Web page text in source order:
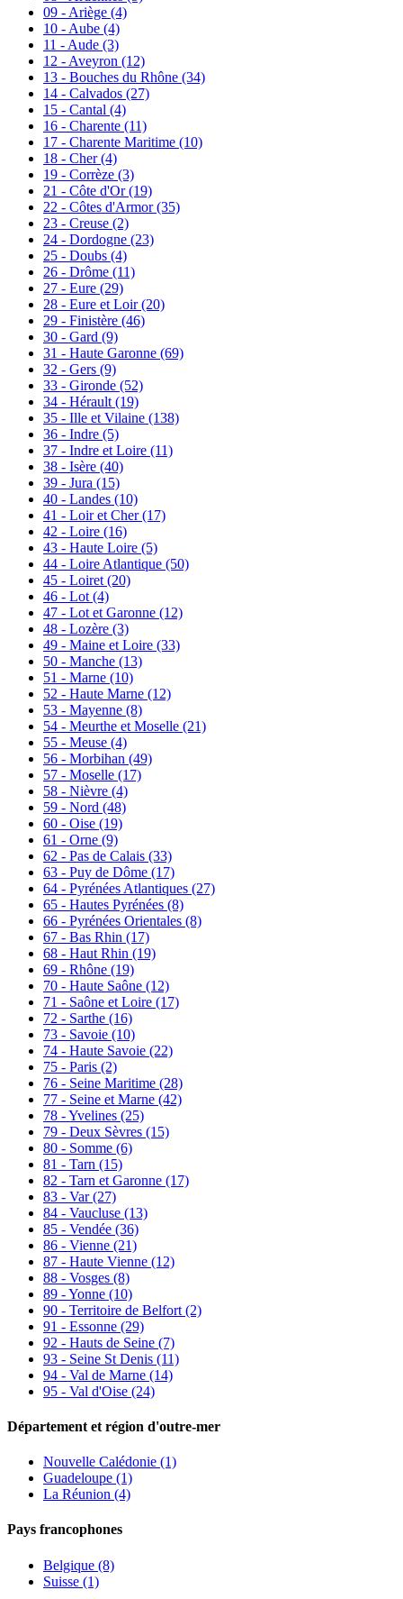
09 - Ariège (4)
10 - Aube (4)
11 - Aude (3)
12 - Aveyron (12)
13 - Bouches du Rhône (34)
14 - Calvados (27)
15 - Cantal (4)
16 - Charente (11)
17 - Charente Maritime (10)
18 - Cher(4)
19 - Corrèze (3)
21 - Côte d'Or(19)
22 - Côtes d'Armor(35)
23 - Creuse (2)
24 - Dordogne (23)
25 - Doubs (4)
26 - Drôme (11)
27 - Eure (29)
28 - Eure et Loir(20)
29 - Finistère (46)
30 - Gard (9)
31 - Haute Garonne (69)
32 - Gers (9)
33 - Gironde (52)
34 - Hérault (19)
35 - Ille et Vilaine (138)
36 - Indre (5)
37 - Indre et Loire (11)
38 - Isère (40)
39 - Jura (15)
40 - Landes (10)
41 - Loir et Cher(17)
42 - Loire (16)
43 - Haute Loire (5)
44 - Loire Atlantique (50)
45 - Loiret (20)
46 - Lot (4)
47 - Lot et Garonne (12)
48 - Lozère (3)
49 - Maine et Loire (33)
50 - Manche (13)
51 - Marne (10)
52 - Haute Marne (12)
53 - Mayenne (8)
54 - Meurthe et Moselle (21)
55 - Meuse (4)
56 - Morbihan (49)
57 - Moselle (17)
58 - Nièvre (4)
59 - Nord (48)
60 - Oise (19)
61 - Orne (9)
62 - Pas de Calais (33)
63 - Puy de Dôme (17)
64 - Pyrénées Atlantiques (27)
65 - Hautes Pyrénées (8)
66 - Pyrénées Orientales (8)
67 - Bas Rhin (17)
68 - Haut Rhin (19)
69 - Rhône (19)
70 - Haute Saône (12)
71 - Saône et Loire (17)
72 - Sarthe (16)
73 - Savoie (10)
74 - Haute Savoie (22)
75 - Paris (2)
76 - Seine Maritime (28)
77 - Seine et Marne (42)
78 - Yvelines (25)
79 - Deux Sèvres (15)
80 - Somme (6)
81 - Tarn (15)
82 - Tarn et Garonne (17)
83 - Var(27)
84 - Vaucluse (13)
85 - Vendée (36)
86 - Vienne (21)
87 - Haute Vienne (12)
88 - Vosges (8)
89 - Yonne (10)
90 - Territoire de Belfort (2)
91 - Essonne (29)
92 - Hauts de Seine (7)
93 - Seine St Denis (11)
94 - Val de Marne (14)
95 - Val d'Oise (24)
Département et région d'outre-mer
Nouvelle Calédonie (1)
Guadeloupe (1)
La Réunion (4)
Pays francophones
Belgique (8)
Suisse (1)